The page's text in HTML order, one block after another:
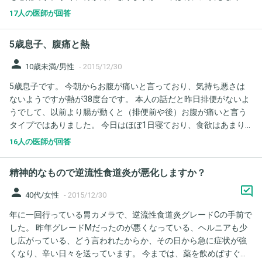
薬の処方もありません。
17人の医師が回答
5歳息子、腹痛と熱
person 10歳未満/男性 - 2015/12/30
5歳息子です。 今朝からお腹が痛いと言っており、気持ち悪さは
ないようですが熱が38度台です。 本人の話だと昨日排便がないよ
うでして、以前より腸が動くと（排便前や後）お腹が痛いと言う
タイプではありました。 今日はほぼ1日寝ており、食欲はあまり
ありません。日中はお腹の痛みも解消されていたようなので、今
16人の医師が回答
精神的なもので逆流性食道炎が悪化しますか？
person 40代/女性 - 2015/12/30
年に一回行っている胃カメラで、逆流性食道炎グレードCの手前で
した。 昨年グレードMだったのが悪くなっている、ヘルニアも少
し広がっている、どう言われたからか、その日から急に症状が強
くなり、辛い日々を送っています。 今までは、薬を飲めばすぐよ